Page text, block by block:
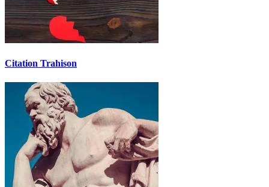
Citation Trahison